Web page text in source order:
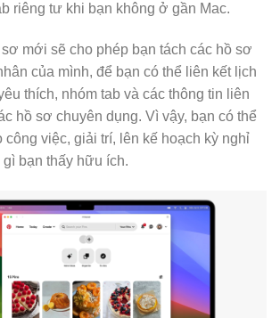
riêng tư khi bạn không ở gần Mac.
mới sẽ cho phép bạn tách các hồ sơ
của mình, để bạn có thể liên kết lịch
thích, nhóm tab và các thông tin liên
hồ sơ chuyên dụng. Vì vậy, bạn có thể
công việc, giải trí, lên kế hoạch kỳ nghỉ
bạn thấy hữu ích.